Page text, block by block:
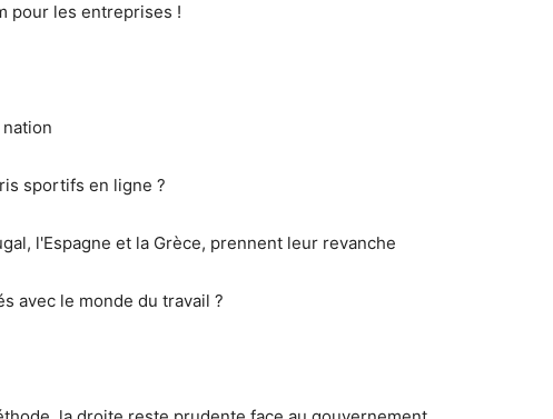
pour les entreprises !
sportifs en ligne ?
l'Espagne et la Grèce, prennent leur revanche
avec le monde du travail ?